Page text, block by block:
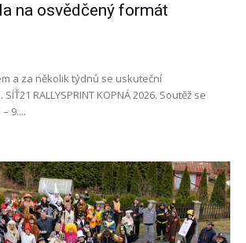
na osvědčený formát
a za několik týdnů se uskuteční
RALLYSPRINT KOPNÁ 2026. Soutěž se
9....